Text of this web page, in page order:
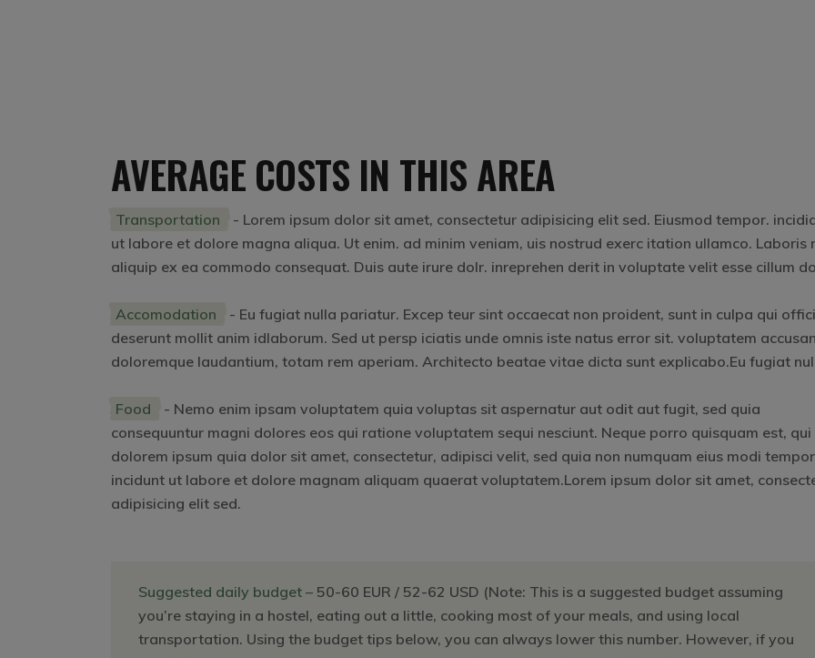
AVERAGE COSTS IN THIS AREA
Transportation
- Lorem ipsum dolor sit amet, consectetur adipisicing elit sed. Eiusmod tempor.
ut labore et dolore magna aliqua. Ut enim. ad minim veniam, uis nostrud exerc itation ullamco. Laboris
aliquip ex ea commodo consequat. Duis aute irure dolr. inreprehen derit in voluptate velit esse cillum
Accomodation
- Eu fugiat nulla pariatur. Excep teur sint occaecat non proident, sunt in culpa qui
deserunt mollit anim idlaborum. Sed ut persp iciatis unde omnis iste natus error sit. voluptatem
doloremque laudantium, totam rem aperiam. Architecto beatae vitae dicta sunt explicabo.Eu fugiat
Food
- Nemo enim ipsam voluptatem quia voluptas sit aspernatur aut odit aut fugit, sed quia
consequuntur magni dolores eos qui ratione voluptatem sequi nesciunt. Neque porro quisquam est, qui
dolorem ipsum quia dolor sit amet, consectetur, adipisci velit, sed quia non numquam eius modi
incidunt ut labore et dolore magnam aliquam quaerat voluptatem.Lorem ipsum dolor sit amet,
adipisicing elit sed.
Suggested daily budget – 50-60 EUR / 52-62 USD (Note: This is a suggested budget assuming
you’re staying in a hostel, eating out a little, cooking most of your meals, and using local
transportation. Using the budget tips below, you can always lower this number. However, if you